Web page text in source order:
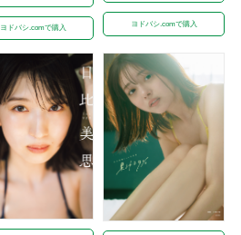
ヨドバシ.comで購入
ヨドバシ.comで購入